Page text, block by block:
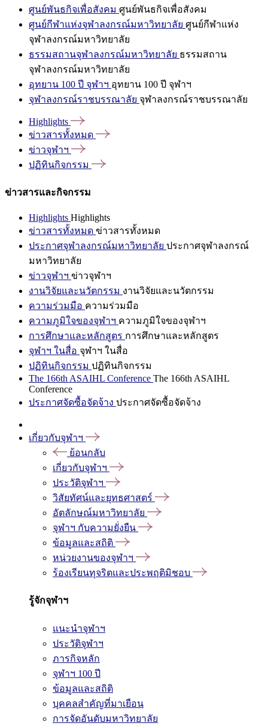
ศูนย์พันธกิจเพื่อสังคม ศูนย์พันธกิจเพื่อสังคม
ศูนย์กีฬาแห่งจุฬาลงกรณ์มหาวิทยาลัย ศูนย์กีฬาแห่ง
จุฬาลงกรณ์มหาวิทยาลัย
ธรรมสถานจุฬาลงกรณ์มหาวิทยาลัย ธรรมสถาน
จุฬาลงกรณ์มหาวิทยาลัย
อุทยาน 100 ปี จุฬาฯ อุทยาน 100 ปี จุฬาฯ
จุฬาลงกรณ์ราชบรรณาลัย จุฬาลงกรณ์ราชบรรณาลัย
Highlights
ข่าวสารทั้งหมด
ข่าวจุฬาฯ
ปฏิทินกิจกรรม
ข่าวสารและกิจกรรม
Highlights Highlights
ข่าวสารทั้งหมด ข่าวสารทั้งหมด
ประกาศจุฬาลงกรณ์มหาวิทยาลัย ประกาศจุฬาลงกรณ์
มหาวิทยาลัย
ข่าวจุฬาฯ ข่าวจุฬาฯ
งานวิจัยและนวัตกรรม งานวิจัยและนวัตกรรม
ความร่วมมือ ความร่วมมือ
ความภูมิใจของจุฬาฯ ความภูมิใจของจุฬาฯ
การศึกษาและหลักสูตร การศึกษาและหลักสูตร
จุฬาฯ ในสื่อ จุฬาฯ ในสื่อ
ปฏิทินกิจกรรม ปฏิทินกิจกรรม
The 166th ASAIHL Conference The 166th ASAIHL
Conference
ประกาศจัดซื้อจัดจ้าง ประกาศจัดซื้อจัดจ้าง
เกี่ยวกับจุฬาฯ
ย้อนกลับ
เกี่ยวกับจุฬาฯ
ประวัติจุฬาฯ
วิสัยทัศน์และยุทธศาสตร์
อัตลักษณ์มหาวิทยาลัย
จุฬาฯ กับความยั่งยืน
ข้อมูลและสถิติ
หน่วยงานของจุฬาฯ
ร้องเรียนทุจริตและประพฤติมิชอบ
รู้จักจุฬาฯ
แนะนำจุฬาฯ
ประวัติจุฬาฯ
ภารกิจหลัก
จุฬาฯ 100 ปี
ข้อมูลและสถิติ
บุคคลสำคัญที่มาเยือน
การจัดอันดับมหาวิทยาลัย